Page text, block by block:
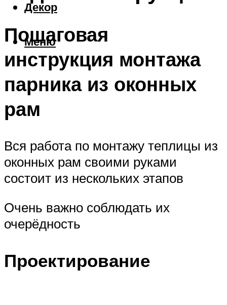
Декор
Меню
Пошаговая
инструкция монтажа
парника из оконных
рам
Вся работа по монтажу теплицы из
оконных рам своими руками
состоит из нескольких этапов
Очень важно соблюдать их
очерёдность
Проектирование